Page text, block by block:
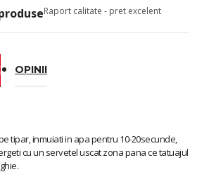
Raport calitate - pret excelent
OPINII
tipar, inmuiati in apa pentru 10-20secunde,
cu un servetel uscat zona pana ce tatuajul